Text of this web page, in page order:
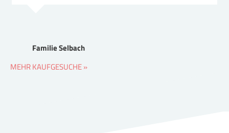
Familie Selbach
MEHR KAUFGESUCHE »